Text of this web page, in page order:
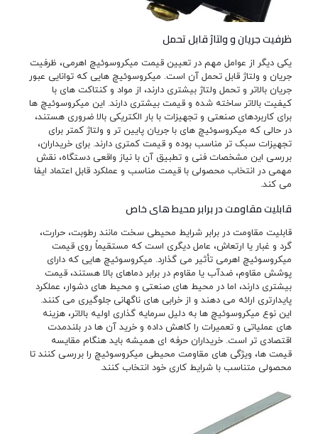
ظرفیت جریان و ولتاژ قابل تحمل
یکی دیگر از عوامل مهم در تعیین قیمت میکروسوئیچ اهرمی، ظرفیت
جریان و ولتاژ قابل تحمل آن است. میکروسوئیچ هایی که توانایی عبور
جریان بالاتر و تحمل ولتاژ بیشتری دارند، از مواد و کنتاکت های با
کیفیت بالاتر ساخته شده و قیمت بیشتری دارند. این میکروسوئیچ ها
برای کاربردهای صنعتی و تجهیزات با بار الکتریکی بالا ضروری هستند،
در حالی که میکروسوئیچ های با جریان پایین تر و ولتاژ کمتر برای
تجهیزات سبک تر مناسب بوده و قیمت کمتری دارند. برای خریداران،
بررسی این مشخصات فنی و تطبیق آن با نیاز واقعی دستگاه، نقش
مهمی در انتخاب محصولی با قیمت مناسب و عملکرد قابل اعتماد ایفا
می کند.
قابلیت مقاومت در برابر محیط های خاص
قابلیت مقاومت در برابر شرایط محیطی سخت مانند رطوبت، حرارت،
گرد و غبار یا ارتعاش، عامل دیگری است که مستقیماً روی قیمت
میکروسوئیچ اهرمی تأثیر می گذارد. میکروسوئیچ هایی که دارای
پوشش مقاوم، ضدآب یا مقاوم در برابر دماهای بالا هستند، قیمت
بیشتری دارند، اما در محیط های صنعتی و محیط های دشوار، عملکرد
پایدارتری ارائه می دهند و از خرابی های ناگهانی جلوگیری می کنند.
این نوع میکروسوئیچ ها به دلیل سرمایه گذاری اولیه بالاتر، هزینه
های عملیاتی و تعمیرات را کاهش داده و خرید آن ها در بلندمدت
اقتصادی تر است. خریداران حرفه ای همیشه باید هنگام مقایسه
قیمت ها، ویژگی های مقاومت محیطی میکروسوئیچ را بررسی کنند تا
محصولی متناسب با شرایط کاری خود انتخاب کنند.